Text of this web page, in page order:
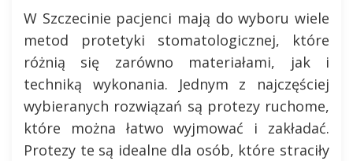
W Szczecinie pacjenci mają do wyboru wiele
metod protetyki stomatologicznej, które
różnią się zarówno materiałami, jak i
techniką wykonania. Jednym z najczęściej
wybieranych rozwiązań są protezy ruchome,
które można łatwo wyjmować i zakładać.
Protezy te są idealne dla osób, które straciły